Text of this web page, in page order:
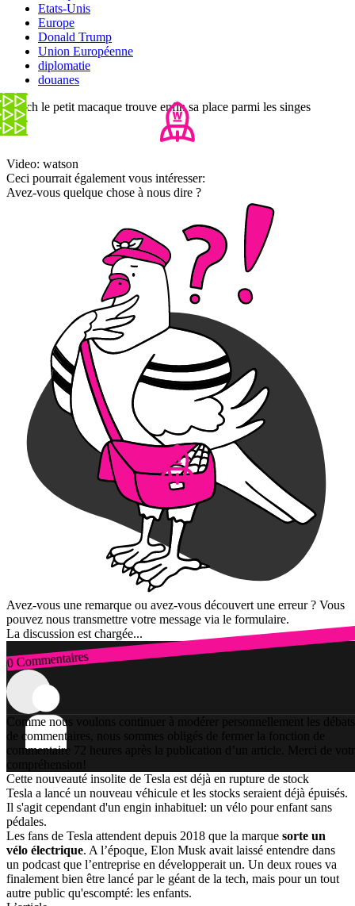
Etats-Unis
Europe
Donald Trump
Union Européenne
diplomatie
douanes
Punch le petit macaque trouve enfin sa place parmi les singes
Video: watson
Ceci pourrait également vous intéresser:
Avez-vous quelque chose à nous dire ?
Avez-vous une remarque ou avez-vous découvert une erreur ? Vous
pouvez nous transmettre votre message via le formulaire.
La discussion est chargée...
0 Commentaires
Connexion
Comme nous voulons continuer à modérer personnellement les débats
de commentaires, nous sommes obligés de fermer la fonction de
commentaire 72 heures après la publication d’un article. Merci de
compréhension!
Cette nouveauté insolite de Tesla est déjà en rupture de stock
Tesla a lancé un nouveau véhicule et les stocks seraient déjà épuisés.
Il s'agit cependant d'un engin inhabituel: un vélo pour enfant sans
pédales.
Les fans de Tesla attendent depuis 2018 que la marque sorte un
vélo électrique. A l’époque, Elon Musk avait laissé entendre dans
un podcast que l’entreprise en développerait un. Un deux roues va
finalement bien être lancé par le géant de la tech, mais pour un tout
autre public qu'escompté: les enfants.